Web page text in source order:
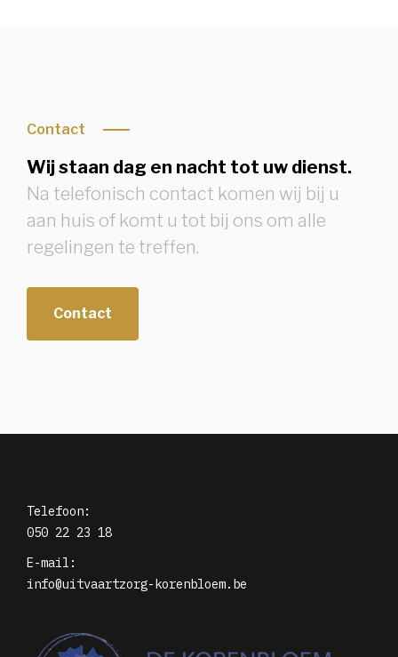
Contact
Wij staan dag en nacht tot uw dienst.
Na telefonisch contact komen wij bij u
aan huis of komt u tot bij ons om alle
regelingen te treffen.
Contact
Telefoon:
050 22 23 18
E-mail:
info@uitvaartzorg-korenbloem.be